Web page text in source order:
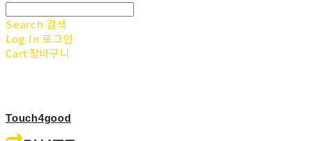
Search 검색
Log In 로그인
Cart장바구니
Touch4good